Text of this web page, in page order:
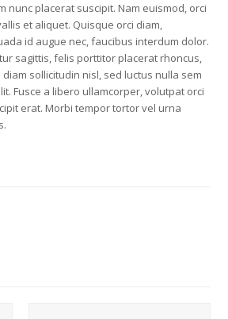
nunc placerat suscipit. Nam euismod, orci
et aliquet. Quisque orci diam,
id augue nec, faucibus interdum dolor.
sagittis, felis porttitor placerat rhoncus,
diam sollicitudin nisl, sed luctus nulla sem
Fusce a libero ullamcorper, volutpat orci
erat. Morbi tempor tortor vel urna